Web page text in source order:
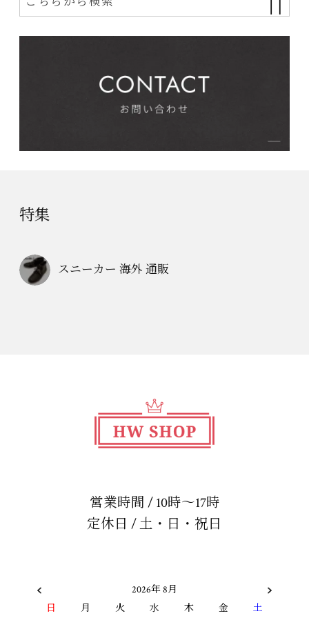
特集
スニーカー 海外 通販
営業時間 / 10時～17時
定休日 / 土・日・祝日
2026年 8月
日
月 火 水 木 金 土